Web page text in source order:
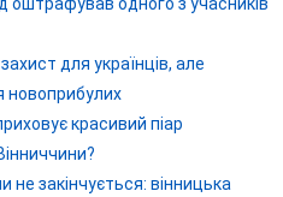
для українців, але
новоприбулих
красивий піар
не закінчується: вінницька